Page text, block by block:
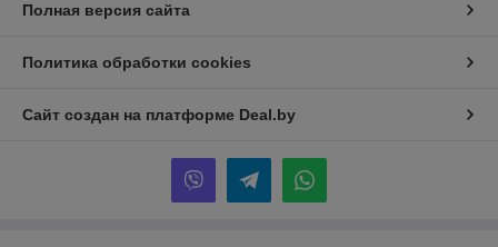
Полная версия сайта
Политика обработки cookies
Сайт создан на платформе Deal.by